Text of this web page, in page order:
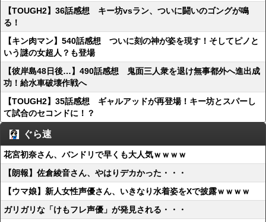
【TOUGH2】36話感想 キー坊vsラン、ついに闘いのゴングが鳴
る！
【キン肉マン】540話感想 ついに刻の神が姿を現す！そしてピノと
いう謎の女超人？も登場
【彼岸島48日後…】490話感想 鬼面三人衆を退け無事都外へ進出成
功！給水車破壊作戦へ
【TOUGH2】35話感想 ギャルアッドが再登場！キー坊とスパーし
て試合のセコンドに！？
ぐら速
花宮初奈さん、バンドリで早くも大人気ｗｗｗｗ
【朗報】佐倉綾音さん、やはりデカかった・・・
【ウマ娘】新人女性声優さん、いきなり水着姿をXで披露ｗｗｗｗ
ガリガリな「けもフレ声優」が発見される・・・